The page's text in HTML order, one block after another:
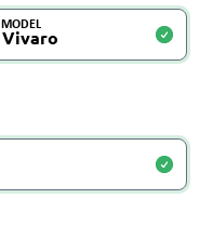
MODEL